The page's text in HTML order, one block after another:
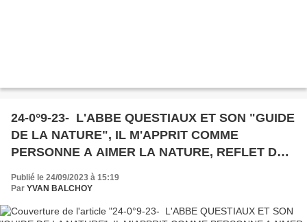
24-0°9-23- L'ABBE QUESTIAUX ET SON "GUIDE
DE LA NATURE", IL M'APPRIT COMME
PERSONNE A AIMER LA NATURE, REFLET DES
BEAUTES DE DIEU
Publié le 24/09/2023 à 15:19
Par YVAN BALCHOY